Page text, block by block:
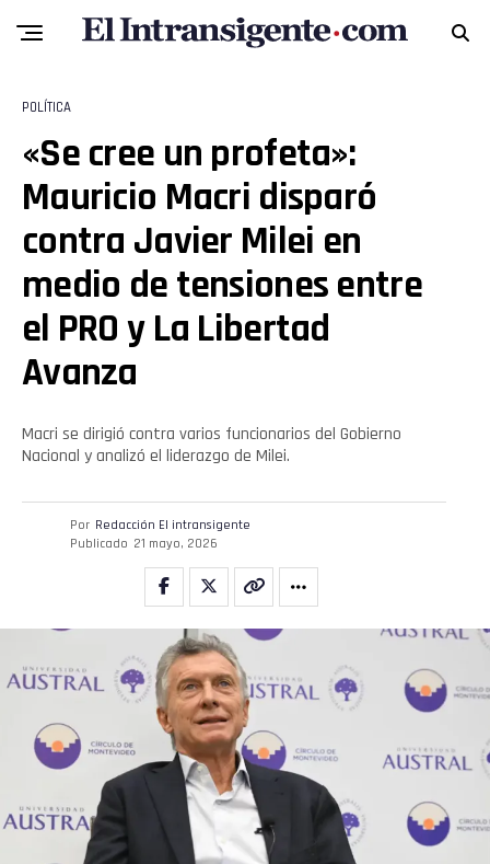
POLÍTICA
«Se cree un profeta»:
Mauricio Macri disparó
contra Javier Milei en
medio de tensiones entre
el PRO y La Libertad
Avanza
Macri se dirigió contra varios funcionarios del Gobierno
Nacional y analizó el liderazgo de Milei.
Por Redacción El intransigente
Publicado 21 mayo, 2026